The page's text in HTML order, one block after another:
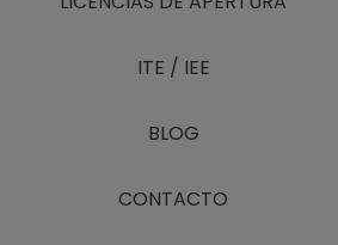
ITE / IEE
BLOG
CONTACTO